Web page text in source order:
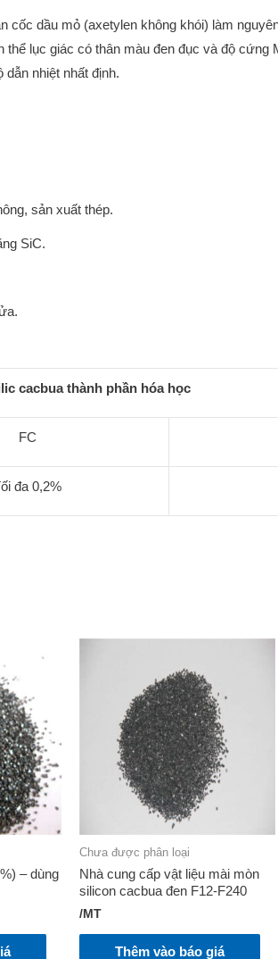
cốc dầu mỏ (axetylen không khói) làm
lục giác có thân màu đen đục và độ
nhiệt nhất định.
sản xuất thép.
SiC.
cacbua thành phần hóa học
FC
đa 0,2%
– dùng
Chưa được phân loại
Nhà cung cấp vật liệu mài mòn
silicon cacbua đen F12-F240
/MT
Thêm vào báo giá